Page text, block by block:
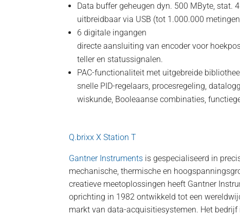
Data buffer geheugen dyn. 500 MByte, stat.
uitbreidbaar via USB (tot 1.000.000
6 digitale ingangen
directe aansluiting van encoder voor
teller en statussignalen.
PAC-functionaliteit met uitgebreide
snelle PID-regelaars, procesregeling,
wiskunde, Booleaanse combinaties,
Q.brixx X Station T
Gantner Instruments is gespecialiseerd in
mechanische, thermische en
creatieve meetoplossingen heeft Gantner
oprichting in 1982 ontwikkeld tot een
markt van data-acquisitiesystemen. Het bedrijf